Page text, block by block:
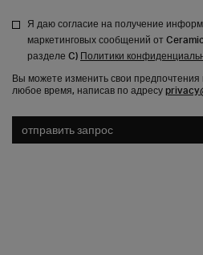
Я даю согласие на получение
маркетинговых сообщений от
разделе C) Политики
Вы можете изменить свои предпочтения
любое время, написав по адресу
отправить запрос